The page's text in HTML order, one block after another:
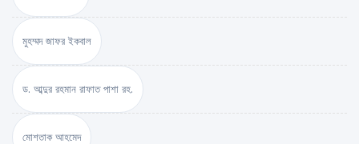
মুহম্মদ জাফর ইকবাল
ড. আব্দুর রহমান রাফাত পাশা রহ.
মোশতাক আহমেদ